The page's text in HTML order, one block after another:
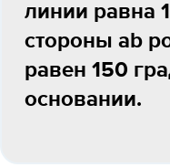
линии равна
стороны ab
равен 150
основании.